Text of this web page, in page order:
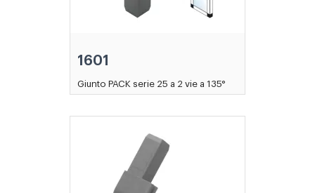
1601
Giunto PACK serie 25 a 2 vie a 135°